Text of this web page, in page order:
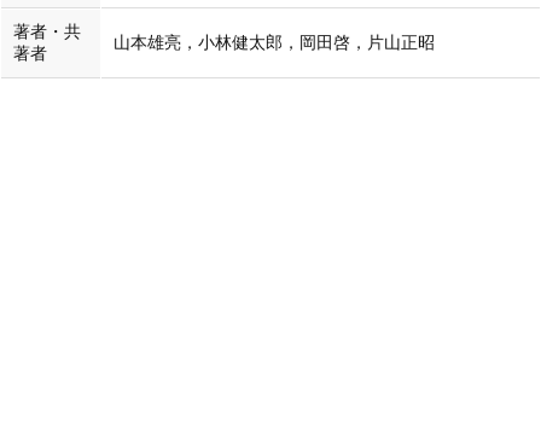
著者・共
著者
山本雄亮，小林健太郎，岡田啓，片山正昭